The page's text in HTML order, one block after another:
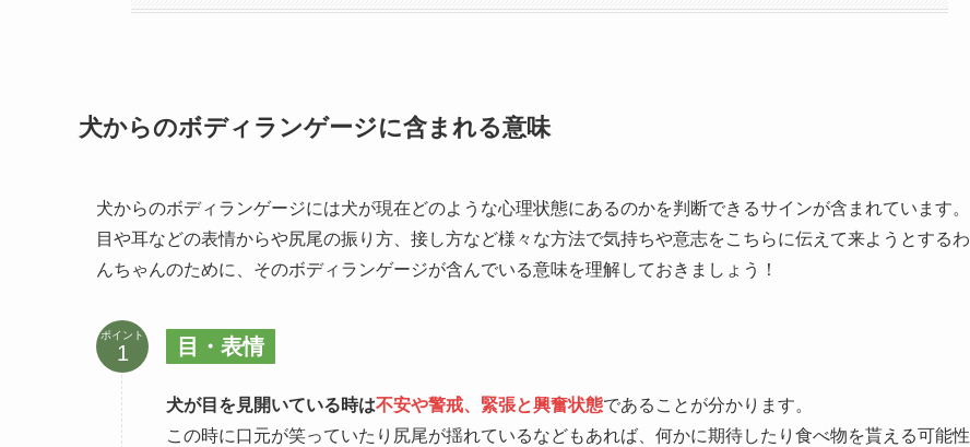
犬からのボディランゲージに含まれる意味
犬からのボディランゲージには犬が現在どのような心理状態にあるのかを判断できるサインが含まれています。
目や耳などの表情からや尻尾の振り方、接し方など様々な方法で気持ちや意志をこちらに伝えて来ようとするわ
んちゃんのために、そのボディランゲージが含んでいる意味を理解しておきましょう！
ポイント 目・表情
犬が目を見開いている時は不安や警戒、緊張と興奮状態であることが分かります。
この時に口元が笑っていたり尻尾が揺れているなどもあれば、何かに期待したり食べ物を貰える可能性